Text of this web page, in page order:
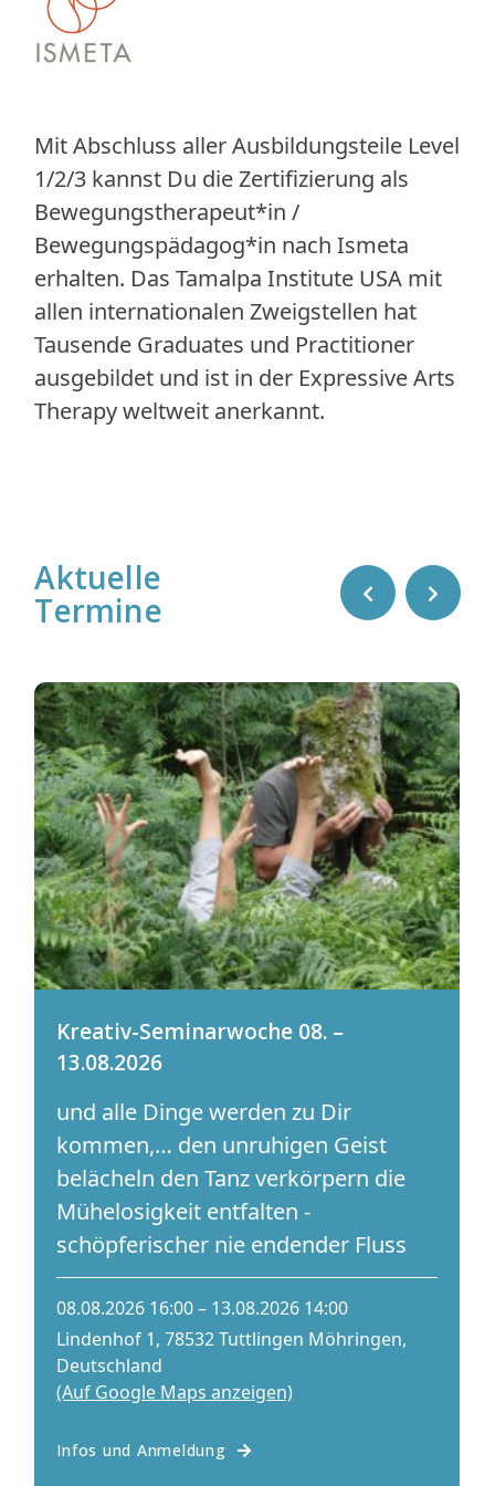
Mit Abschluss aller Ausbildungsteile Level
1/2/3 kannst Du die Zertifizierung als
Bewegungstherapeut*in /
Bewegungspädagog*in nach Ismeta
erhalten. Das Tamalpa Institute USA mit
allen internationalen Zweigstellen hat
Tausende Graduates und Practitioner
ausgebildet und ist in der Expressive Arts
Therapy weltweit anerkannt.
Aktuelle
Termine
Kreativ-Seminarwoche 08. –
13.08.2026
und alle Dinge werden zu Dir
kommen,… den unruhigen Geist
belächeln den Tanz verkörpern die
Mühelosigkeit entfalten -
schöpferischer nie endender Fluss
08.08.2026 16:00 – 13.08.2026 14:00
Lindenhof 1, 78532 Tuttlingen Möhringen,
Deutschland
(Auf Google Maps anzeigen)
Infos und Anmeldung